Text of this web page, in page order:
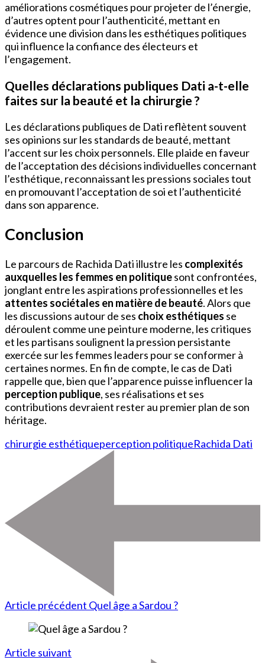
améliorations cosmétiques pour projeter de l’énergie,
d’autres optent pour l’authenticité, mettant en
évidence une division dans les esthétiques politiques
qui influence la confiance des électeurs et
l’engagement.
Quelles déclarations publiques Dati a-t-elle
faites sur la beauté et la chirurgie ?
Les déclarations publiques de Dati reflètent souvent
ses opinions sur les standards de beauté, mettant
l’accent sur les choix personnels. Elle plaide en faveur
de l’acceptation des décisions individuelles concernant
l’esthétique, reconnaissant les pressions sociales tout
en promouvant l’acceptation de soi et l’authenticité
dans son apparence.
Conclusion
Le parcours de Rachida Dati illustre les complexités
auxquelles les femmes en politiquesont confrontées,
jonglant entre les aspirations professionnelles et les
attentes sociétales en matière de beauté. Alors que
les discussions autour de ses choix esthétiques se
déroulent comme une peinture moderne, les critiques
et les partisans soulignent la pression persistante
exercée sur les femmes leaders pour se conformer à
certaines normes. En fin de compte, le cas de Dati
rappelle que, bien que l’apparence puisse influencer la
perception publique, ses réalisations et ses
contributions devraient rester au premier plan de son
héritage.
chirurgie esthétiqueperception politiqueRachida Dati
Article précédent Quel âge a Sardou ?
Article suivant